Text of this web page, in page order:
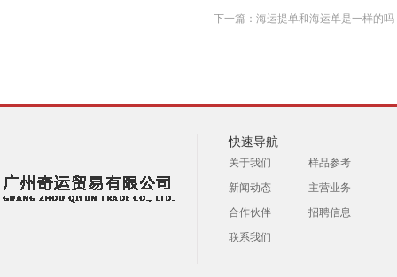
下一篇： 海运提单和海运单是一样的
快速导航
关于我们
样品参考
新闻动态
主营业务
合作伙伴
招聘信息
联系我们